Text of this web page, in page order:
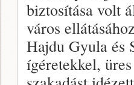
biztosítása volt
város
Hajdu Gyula és
ígéretekkel,